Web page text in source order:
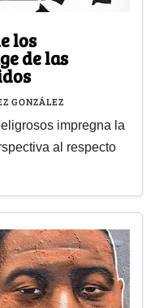
los
de las
GONZÁLEZ
impregna la
al respecto